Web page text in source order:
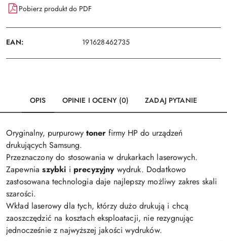
Pobierz produkt do PDF
EAN: 191628462735
OPIS OPINIE I OCENY (0) ZADAJ PYTANIE
Oryginalny, purpurowy toner firmy HP do urządzeń
drukujących Samsung.
Przeznaczony do stosowania w drukarkach laserowych.
Zapewniaszybki i precyzyjnywydruk. Dodatkowo
zastosowana technologia daje najlepszy możliwy zakres skali
szarości.
Wkład laserowy dla tych, którzy dużo drukują i chcą
zaoszczędzić na kosztach eksploatacji, nie rezygnując
jednocześnie z najwyższej jakości wydruków.